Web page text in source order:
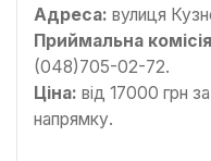
Адреса: вулиця
Приймальна
(048)705-02-72.
Ціна: від 17000 грн
напрямку.